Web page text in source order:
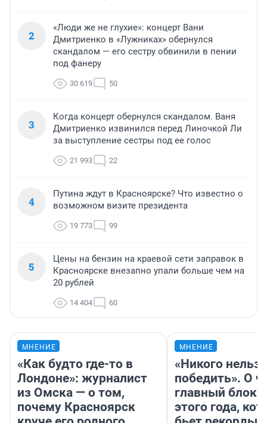
2
«Люди же не глухие»: концерт Вани
Дмитриенко в «Лужниках» обернулся
скандалом — его сестру обвинили в пении
под фанеру
30 619 50
3
Когда концерт обернулся скандалом. Ваня
Дмитриенко извинился перед Линочкой Ли
за выступление сестры под ее голос
21 993 22
4
Путина ждут в Красноярске? Что известно о
возможном визите президента
19 773 99
5
Цены на бензин на краевой сети заправок в
Красноярске внезапно упали больше чем на
20 рублей
14 404 60
МНЕНИЕ
«Как будто где-то в
Лондоне»: журналист
из Омска — о том,
почему Красноярск
МНЕНИЕ
«Никого нельзя
победить». О
главный
этого года,